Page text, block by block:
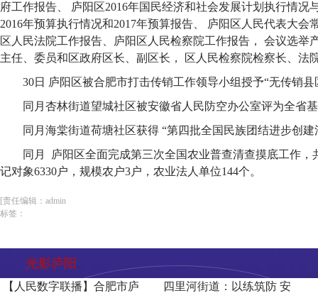
府工作报告、 庐阳区2016年国民经济和社会发展计划执行情况
2016年预算执行情况和2017年预算报告、 庐阳区人民代表大会
区人民法院工作报告、庐阳区人民检察院工作报告， 会议选举
主任、委员和区政府区长、副区长， 区人民检察院检察长、法
30日 庐阳区被合肥市打击传销工作领导小组授予“无传销县
同月杏林街道望城社区被安徽省人民防空办公室评为全省
同月海棠街道荷塘社区获得 “第四批全国民族团结进步创
同月 庐阳区全面完成第三次全国农业普查清查摸底工作，
记对象6330户，规模农户3户，农业法人单位144个。
[责任编辑：admin
标签：
光影庐阳
【人民数字联播】合肥市庐
四里河街道：以练筑防 安